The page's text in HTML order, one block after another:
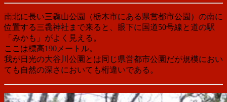
南北に長い三毳山公園（栃木市にある県営都市公園）の南に
位置する三毳神社まで来ると、眼下に国道50号線と道の駅
「みかも」がよく見える。
ここは標高190メートル。
我が日光の大谷川公園とは同じ県営都市公園だが規模におい
ても自然の深さにおいても桁違いである。